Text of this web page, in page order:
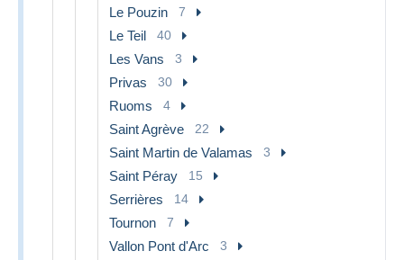
Le Pouzin 7
Le Teil 40
Les Vans 3
Privas 30
Ruoms 4
Saint Agrève 22
Saint Martin de Valamas 3
Saint Péray 15
Serrières 14
Tournon 7
Vallon Pont d'Arc 3